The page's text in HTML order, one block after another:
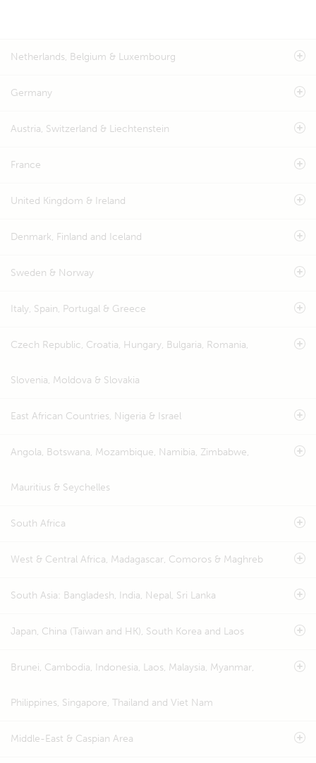
Netherlands, Belgium & Luxembourg
Germany
Austria, Switzerland & Liechtenstein
France
United Kingdom & Ireland
Denmark, Finland and Iceland
Sweden & Norway
Italy, Spain, Portugal & Greece
Czech Republic, Croatia, Hungary, Bulgaria, Romania,
Slovenia, Moldova & Slovakia
East African Countries, Nigeria & Israel
Angola, Botswana, Mozambique, Namibia, Zimbabwe,
Mauritius & Seychelles
South Africa
West & Central Africa, Madagascar, Comoros & Maghreb
South Asia: Bangladesh, India, Nepal, Sri Lanka
Japan, China (Taiwan and HK), South Korea and Laos
Brunei, Cambodia, Indonesia, Laos, Malaysia, Myanmar,
Philippines, Singapore, Thailand and Viet Nam
Middle-East & Caspian Area